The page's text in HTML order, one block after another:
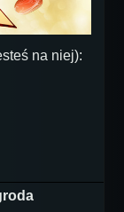
na niej):